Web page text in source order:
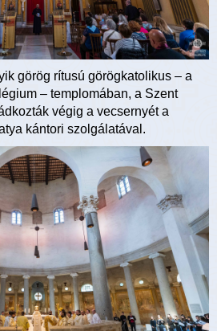
görög rítusú görögkatolikus – a
– templomában, a Szent
végig a vecsernyét a
kántori szolgálatával.